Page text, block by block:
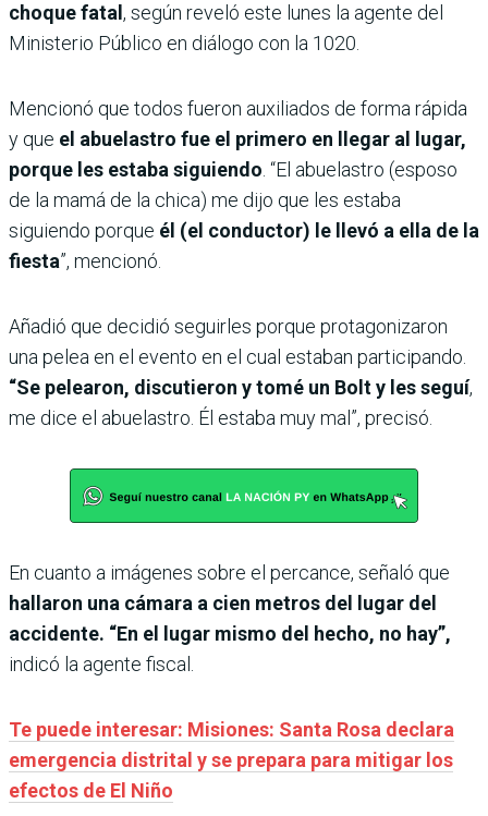
choque fatal , según reveló este lunes la agente del
Ministerio Público en diálogo con la 1020.
Mencionó que todos fueron auxiliados de forma rápida
y que el abuelastro fue el primero en llegar al lugar,
porque les estaba siguiendo. “El abuelastro (esposo
de la mamá de la chica) me dijo que les estaba
siguiendo porque él (el conductor) le llevó a ella de la
fiesta”, mencionó.
Añadió que decidió seguirles porque protagonizaron
una pelea en el evento en el cual estaban participando.
“Se pelearon, discutieron y tomé un Bolt y les seguí,
me dice el abuelastro. Él estaba muy mal”, precisó.
En cuanto a imágenes sobre el percance, señaló que
hallaron una cámara a cien metros del lugar del
accidente. “En el lugar mismo del hecho, no hay”,
indicó la agente fiscal.
Te puede interesar: Misiones: Santa Rosa declara
emergencia distrital y se prepara para mitigar los
efectos de El Niño